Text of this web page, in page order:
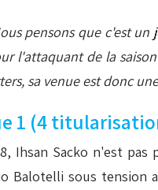
pensons que c'est
l'attaquant de la
sa venue est donc
1 (4
Ihsan Sacko n'est
Balotelli sous